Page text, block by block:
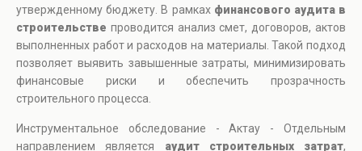
утвержденному бюджету. В рамках финансового аудита в
строительстве проводится анализ смет, договоров, актов
выполненных работ и расходов на материалы. Такой подход
позволяет выявить завышенные затраты, минимизировать
финансовые риски и обеспечить прозрачность
строительного процесса.
Инструментальное обследование - Актау - Отдельным
направлением является аудит строительных затрат,